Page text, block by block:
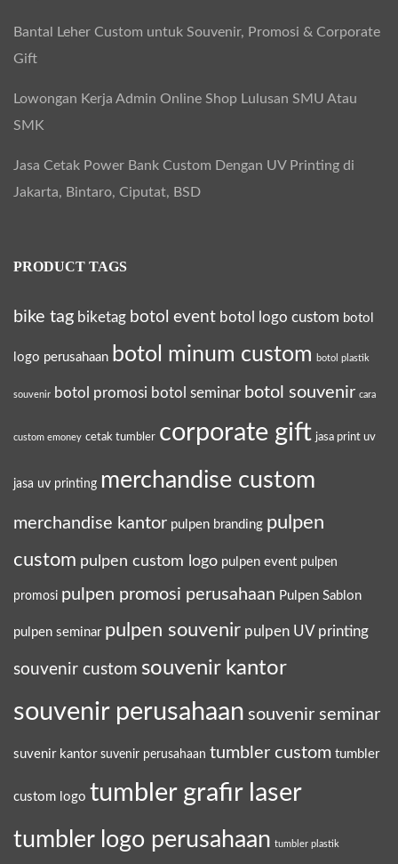
Bantal Leher Custom untuk Souvenir, Promosi & Corporate
Gift
Lowongan Kerja Admin Online Shop Lulusan SMU Atau
SMK
Jasa Cetak Power Bank Custom Dengan UV Printing di
Jakarta, Bintaro, Ciputat, BSD
PRODUCT TAGS
bike tag biketag botol event botol logo custom botol
logo perusahaan botol minum custom botol plastik
souvenir botol promosi botol seminar botol souvenir cara
custom emoney cetak tumbler corporate gift jasa print uv
jasa uv printing merchandise custom
merchandise kantor pulpen branding pulpen
custom pulpen custom logo pulpen event pulpen
promosi pulpen promosi perusahaan Pulpen Sablon
pulpen seminar pulpen souvenir pulpen UV printing
souvenir custom souvenir kantor
souvenir perusahaan souvenir seminar
suvenir kantor suvenir perusahaan tumbler custom tumbler
custom logo tumbler grafir laser
tumbler logo perusahaan tumbler plastik